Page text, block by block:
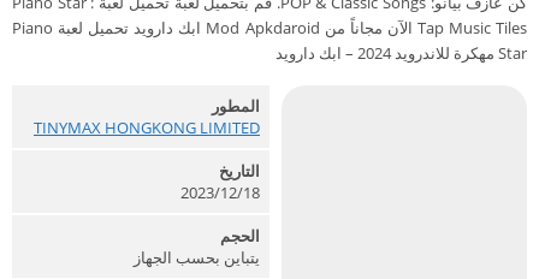
Tap Music Tiles الآن مجاناً من Mod Apkdaroid ابك دارويد تحميل لعبة Piano
Star مهكرة للاندرويد 2024 – ابك دارويد
المطور
TINYMAX HONGKONG LIMITED‏
التاريخ
2023/12/18
الحجم
يتباين بحسب الجهاز